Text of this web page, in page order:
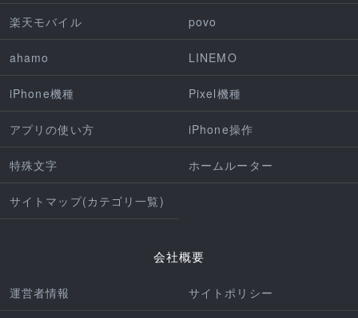
楽天モバイル povo
ahamo LINEMO
iPhone機種 Pixel機種
アプリの使い方 iPhone操作
特殊文字 ホームルーター
サイトマップ(カテゴリ一覧)
会社概要
運営者情報 サイトポリシー